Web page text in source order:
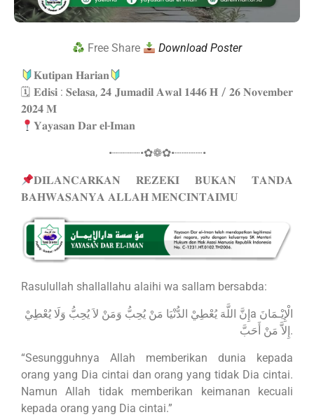
Free Share Download Poster
𝐊𝐮𝐭𝐢𝐩𝐚𝐧 𝐇𝐚𝐫𝐢𝐚𝐧
🗓 𝐄𝐝𝐢𝐬𝐢 : 𝐒𝐞𝐥𝐚𝐬𝐚, 𝟐𝟒 𝐉𝐮𝐦𝐚𝐝𝐢𝐥 𝐀𝐰𝐚𝐥 𝟏𝟒𝟒𝟔 𝐇 / 𝟐𝟔 𝐍𝐨𝐯𝐞𝐦𝐛𝐞𝐫
𝟐𝟎𝟐𝟒 𝐌
𝐘𝐚𝐲𝐚𝐬𝐚𝐧 𝐃𝐚𝐫 𝐞𝐥-𝐈𝐦𝐚𝐧
•┈┈┈┈•✿❁✿•┈┈┈┈•
𝐃𝐈𝐋𝐀𝐍𝐂𝐀𝐑𝐊𝐀𝐍 𝐑𝐄𝐙𝐄𝐊𝐈 𝐁𝐔𝐊𝐀𝐍 𝐓𝐀𝐍𝐃𝐀
𝐁𝐀𝐇𝐖𝐀𝐒𝐀𝐍𝐘𝐀 𝐀𝐋𝐋𝐀𝐇 𝐌𝐄𝐍𝐂𝐈𝐍𝐓𝐀𝐈𝐌𝐔
Rasulullah shallallahu alaihi wa sallam bersabda:
إِنَّ اللَّهَ يُعْطِيْ الدُّنْيَا مَنْ يُحِبُّ وَمَنْ لاَ يُحِبُّ وَلَا يُعْطِيْa الْإِيْـمَانَ
إِلاَّ مَنْ أَحَبَّ.
“Sesungguhnya Allah memberikan dunia kepada
orang yang Dia cintai dan orang yang tidak Dia cintai.
Namun Allah tidak memberikan keimanan kecuali
kepada orang yang Dia cintai.”